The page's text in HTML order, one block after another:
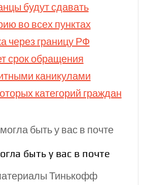
будут сдавать
во всех пунктах
через границу РФ
срок обращения
каникулами
категорий граждан
быть у вас в почте
Тинькофф